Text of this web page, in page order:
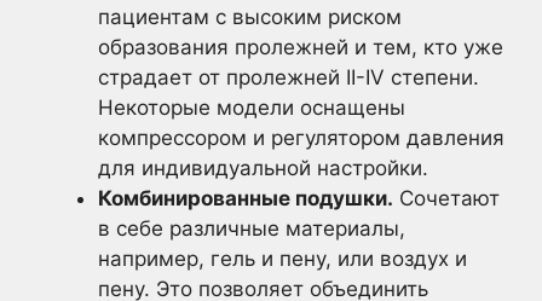
пациентам с высоким риском
образования пролежней и тем, кто уже
страдает от пролежней II-IV степени.
Некоторые модели оснащены
компрессором и регулятором давления
для индивидуальной настройки.
Комбинированные подушки. Сочетают
в себе различные материалы,
например, гель и пену, или воздух и
пену. Это позволяет объединить